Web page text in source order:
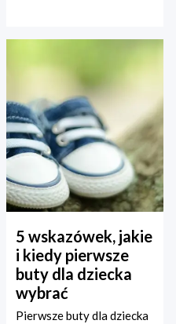
5 wskazówek, jakie
i kiedy pierwsze
buty dla dziecka
wybrać
Pierwsze buty dla dziecka